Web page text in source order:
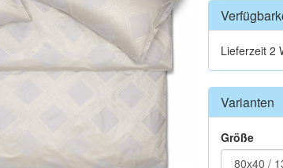
Lieferzeit 2
Varianten
Größe